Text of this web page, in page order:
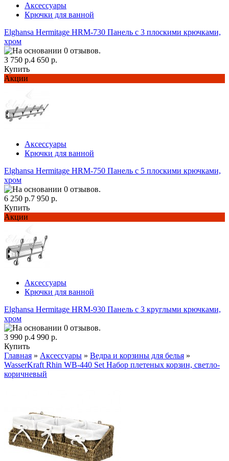
Аксессуары
Крючки для ванной
Elghansa Hermitage HRM-730 Панель с 3 плоскими крючками,
хром
3 750 р.4 650 р.
Купить
Акции
Аксессуары
Крючки для ванной
Elghansa Hermitage HRM-750 Панель с 5 плоскими крючками,
хром
6 250 р.7 950 р.
Купить
Акции
Аксессуары
Крючки для ванной
Elghansa Hermitage HRM-930 Панель с 3 круглыми крючками,
хром
3 990 р.4 990 р.
Купить
Главная » Аксессуары » Ведра и корзины для белья »
WasserKraft Rhin WB-440 Set Набор плетеных корзин, светло-
коричневый